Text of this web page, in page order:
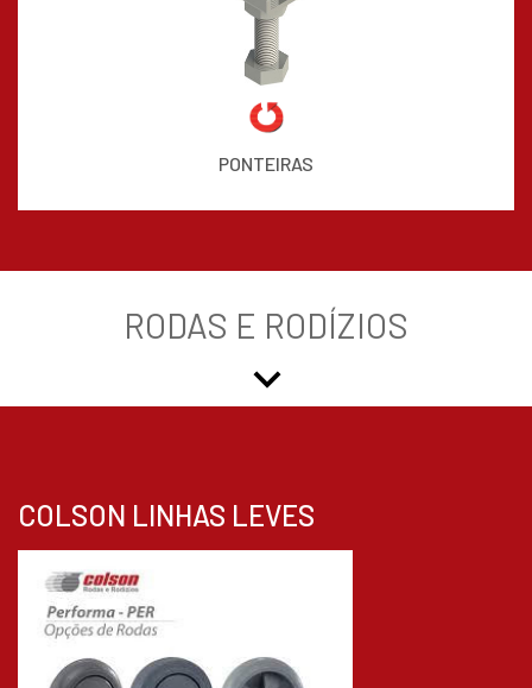
PONTEIRAS
RODAS E RODÍZIOS

COLSON LINHAS LEVES